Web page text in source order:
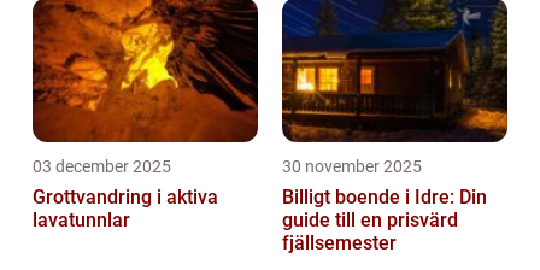
03 december 2025
Grottvandring i aktiva
lavatunnlar
30 november 2025
Billigt boende i Idre: Din
guide till en prisvärd
fjällsemester